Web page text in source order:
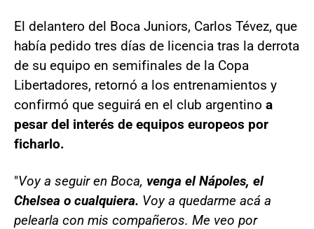
El delantero del Boca Juniors, Carlos Tévez, que
había pedido tres días de licencia tras la derrota
de su equipo en semifinales de la Copa
Libertadores, retornó a los entrenamientos y
confirmó que seguirá en el club argentino a
pesar del interés de equipos europeos por
ficharlo.
"Voy a seguir en Boca, venga el Nápoles, el
Chelsea o cualquiera. Voy a quedarme acá a
pelearla con mis compañeros. Me veo por